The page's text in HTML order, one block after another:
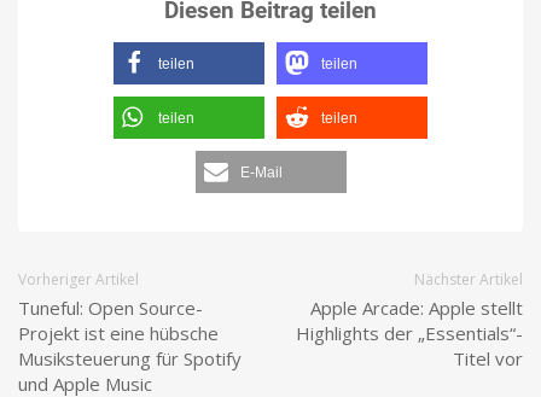
Diesen Beitrag teilen
teilen teilen
teilen teilen
E-Mail
Vorheriger Artikel
Tuneful: Open Source-
Projekt ist eine hübsche
Musiksteuerung für Spotify
und Apple Music
Nächster Artikel
Apple Arcade: Apple stellt
Highlights der „Essentials“-
Titel vor